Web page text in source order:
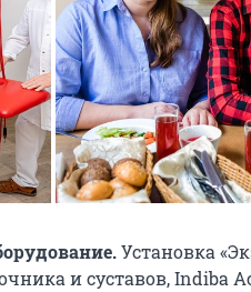
Установка
и суставов, Indiba